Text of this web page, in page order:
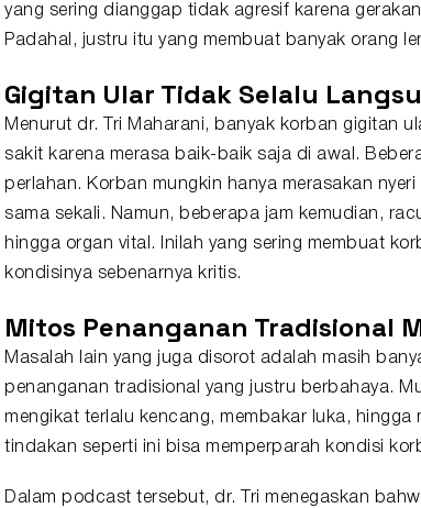
yang sering dianggap tidak agresif karena
Padahal, justru itu yang membuat banyak orang
Gigitan Ular Tidak Selalu
Menurut dr. Tri Maharani, banyak korban gigitan
sakit karena merasa baik-baik saja di awal.
perlahan. Korban mungkin hanya merasakan
sama sekali. Namun, beberapa jam kemudian,
hingga organ vital. Inilah yang sering membuat
kondisinya sebenarnya kritis.
Mitos Penanganan Tradisional
Masalah lain yang juga disorot adalah masih
penanganan tradisional yang justru berbahaya.
mengikat terlalu kencang, membakar luka, hingga
tindakan seperti ini bisa memperparah kondisi
Dalam podcast tersebut, dr. Tri menegaskan